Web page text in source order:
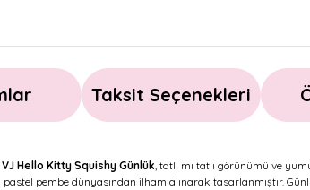
Taksit Seçenekleri
VJ Hello Kitty Squishy Günlük, tatlı mı tatlı görünümü ve
pastel pembe dünyasından ilham alınarak tasarlanmıştır.